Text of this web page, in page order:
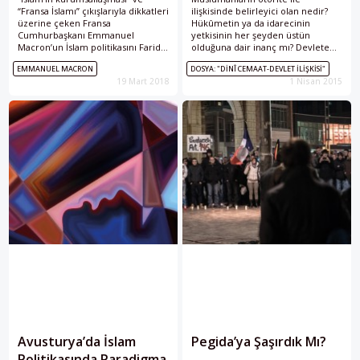
“Fransa İslamı” çıkışlarıyla dikkatleri
üzerine çeken Fransa
Cumhurbaşkanı Emmanuel
Macron’un İslam politikasını Farid
Hafez yazdı.
EMMANUEL MACRON
19 Mart 2018
ilişkisinde belirleyici olan nedir?
Hükûmetin ya da idarecinin
yetkisinin her şeyden üstün
olduğuna dair inanç mı? Devlete
karşı gelmenin imkânsız olduğuna
dair düşünce mi? Bu sorular uzun
vadede Avrupa’daki Müslümanların
yetkilileriyle gerçekleştirilen
müzakerelere damga vurmuş
durumda.
DOSYA: "DINÎ CEMAAT-DEVLET İLIŞKISI"
1 Nisan 2015
Avusturya’da İslam
Pegida’ya Şaşırdık Mı?